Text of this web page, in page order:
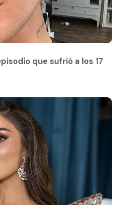
que sufrió a los 17